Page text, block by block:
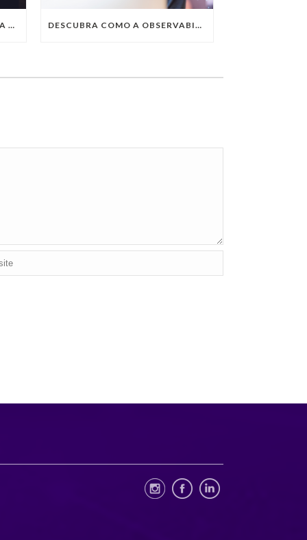
QUAIS SÃO AS TENDÊNCIAS DA TECNOLOGIA DA INFORMAÇÃO PARA 2023? DESCUBRA COMO A OBSERVABILITY IMPULSIONA O SUCESSO DO SEU NEGÓCIO